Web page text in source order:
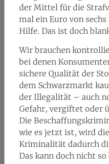
der Mittel für die
mal ein Euro von
Hilfe. Das ist doch
Wir brauchen
bei denen
sichere Qualität der
dem Schwarzmarkt
der Illegalität – auch
Gefahr, vergiftet oder
Die
wie es jetzt ist, wird
Kriminalität dadurch
Das kann doch nicht